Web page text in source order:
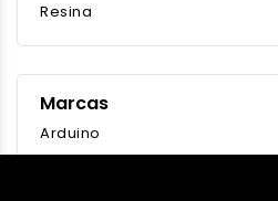
Resina
Marcas
Arduino